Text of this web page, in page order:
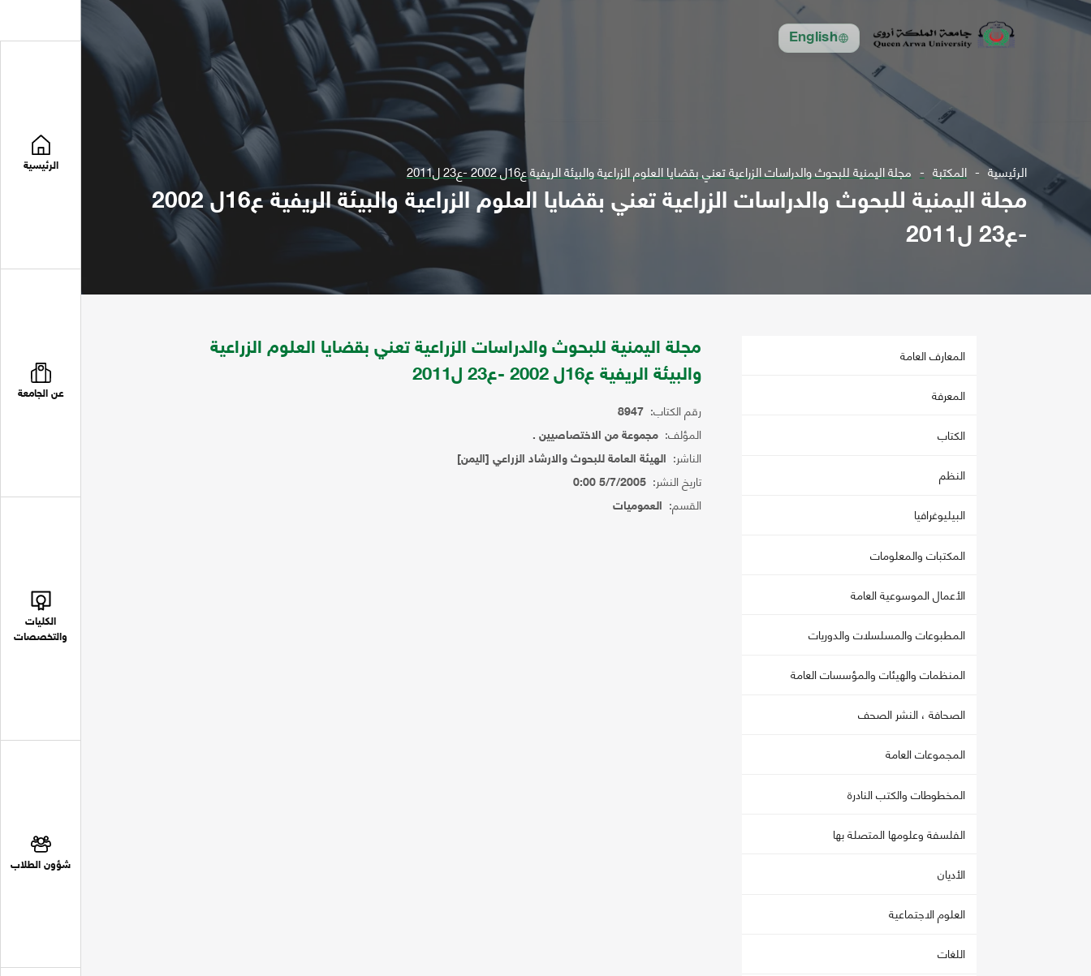
English
الرئيسية
عن الجامعة
الكليات
والتخصصات
شؤون الطلاب
الرئيسية المكتبة مجلة اليمنية للبحوث والدراسات الزراعية تعني بقضايا العلوم الزراعية والبيئة الريفية ع16ل 2002 -ع23 ل2011
مجلة اليمنية للبحوث والدراسات الزراعية تعني بقضايا العلوم الزراعية والبيئة الريفية ع16ل 2002
-ع23 ل2011
المعارف العامة
المعرفة
الكتاب
النظم
البيليوغرافيا
المكتبات والمعلومات
الأعمال الموسوعية العامة
المطبوعات والمسلسلات والدوريات
المنظمات والهيئات والمؤسسات العامة
الصحافة ، النشر الصحف
المجموعات العامة
المخطوطات والكتب النادرة
الفلسفة وعلومها المتصلة بها
الأديان
العلوم الاجتماعية
اللغات
مجلة اليمنية للبحوث والدراسات الزراعية تعني بقضايا العلوم الزراعية
والبيئة الريفية ع16ل 2002 -ع23 ل2011
رقم الكتاب: 8947
المؤلف: مجموعة من الاختصاصيين .
الناشر: الهيئة العامة للبحوث والارشاد الزراعي [اليمن]
تاريخ النشر: 5/7/2005 0:00
القسم: العموميات